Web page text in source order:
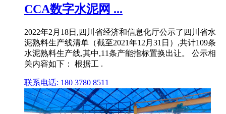
CCA数字水泥网 ...
2022年2月18日,四川省经济和信息化厅公示了四川省水
泥熟料生产线清单（截至2021年12月31日）,共计109条
水泥熟料生产线,其中,11条产能指标置换出让。 公示相
关内容如下： 根据工 .
联系电话: 180 3780 8511